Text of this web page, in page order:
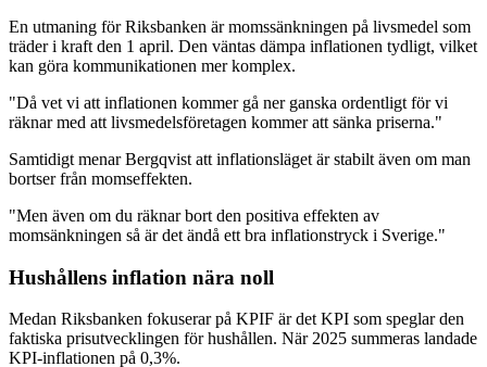
En utmaning för Riksbanken är momssänkningen på livsmedel som
träder i kraft den 1 april. Den väntas dämpa inflationen tydligt, vilket
kan göra kommunikationen mer komplex.
"Då vet vi att inflationen kommer gå ner ganska ordentligt för vi
räknar med att livsmedelsföretagen kommer att sänka priserna."
Samtidigt menar Bergqvist att inflationsläget är stabilt även om man
bortser från momseffekten.
"Men även om du räknar bort den positiva effekten av
momsänkningen så är det ändå ett bra inflationstryck i Sverige."
Hushållens inflation nära noll
Medan Riksbanken fokuserar på KPIF är det KPI som speglar den
faktiska prisutvecklingen för hushållen. När 2025 summeras landade
KPI-inflationen på 0,3%.